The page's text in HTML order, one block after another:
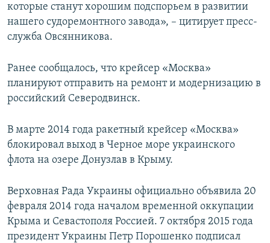
которые станут хорошим подспорьем в развитии
нашего судоремонтного завода», – цитирует пресс-
служба Овсянникова.
Ранее сообщалось, что крейсер «Москва»
планируют отправить на ремонт и модернизацию в
российский Северодвинск.
В марте 2014 года ракетный крейсер «Москва»
блокировал выход в Черное море украинского
флота на озере Донузлав в Крыму.
Верховная Рада Украины официально объявила 20
февраля 2014 года началом временной оккупации
Крыма и Севастополя Россией. 7 октября 2015 года
президент Украины Петр Порошенко подписал